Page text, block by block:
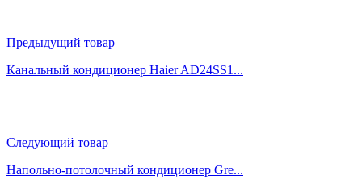
Предыдущий товар
Канальный кондиционер Haier AD24SS1...
Следующий товар
Напольно-потолочный кондиционер Gre...